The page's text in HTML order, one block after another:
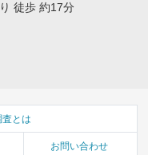
徒歩 約17分
とは
お問い合わせ